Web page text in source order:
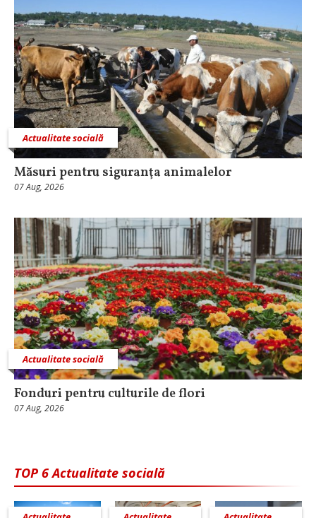
Actualitate socială
Măsuri pentru siguranţa animalelor
07 Aug, 2026
Actualitate socială
Fonduri pentru culturile de flori
07 Aug, 2026
TOP 6 Actualitate socială